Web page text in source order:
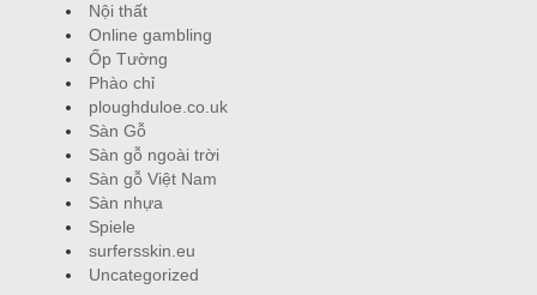
Nội thất
Online gambling
Ốp Tường
Phào chỉ
ploughduloe.co.uk
Sàn Gỗ
Sàn gỗ ngoài trời
Sàn gỗ Việt Nam
Sàn nhựa
Spiele
surfersskin.eu
Uncategorized